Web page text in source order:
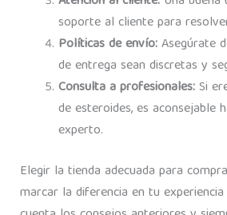
soporte al cliente para
Políticas de envío:Asegúrate
de entrega sean discretas y
Consulta a profesionales:Si
de esteroides, es aconsejable
experto.
Elegir la tienda adecuada para
marcar la diferencia en tu